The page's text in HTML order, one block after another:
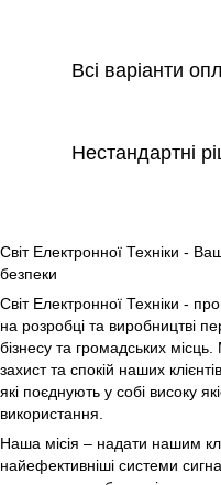
Всі варіанти
Нестандартні
Світ Електронної Техніки -
безпеки
Світ Електронної Техніки -
на розробці та виробництві
бізнесу та громадських
захист та спокій наших
які поєднують у собі високу
використання.
Наша місія – надати нашим
найефективніші системи